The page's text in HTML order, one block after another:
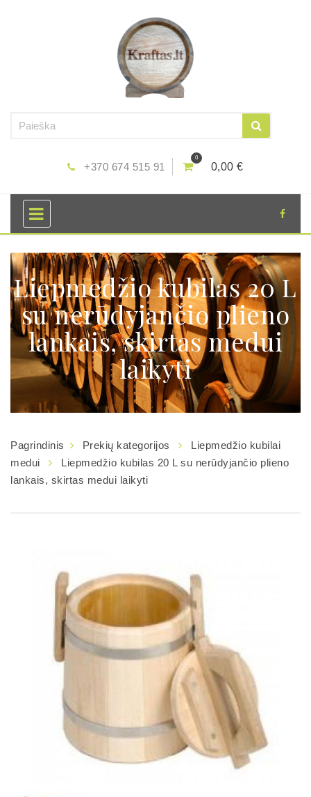
+370 674 515 91
0
0,00 €
Liepmedžio kubilas 20 L
su nerūdyjančio plieno
lankais, skirtas medui
laikyti
Pagrindinis Prekių kategorijos
Liepmedžio kubilai
medui
Liepmedžio kubilas 20 L su nerūdyjančio plieno
lankais, skirtas medui laikyti